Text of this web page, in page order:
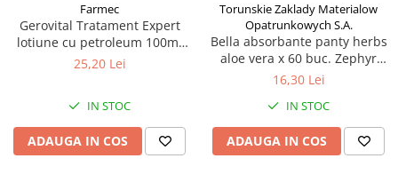
Produse tehnico-medicale
Aparatura medicala
Altele-Produse tehnico-medicale
Sanatatea cuplului
Tonice sexuale
Farmec
Gerovital Tratament Expert
lotiune cu petroleum 100ml
Zephyr Labs
25,20 Lei
IN STOC
ADAUGA IN COS
Torunskie Zaklady Materialow
Opatrunkowych S.A.
Bella absorbante panty herbs
aloe vera x 60 buc. Zephyr
Labs
16,30 Lei
IN STOC
ADAUGA IN COS